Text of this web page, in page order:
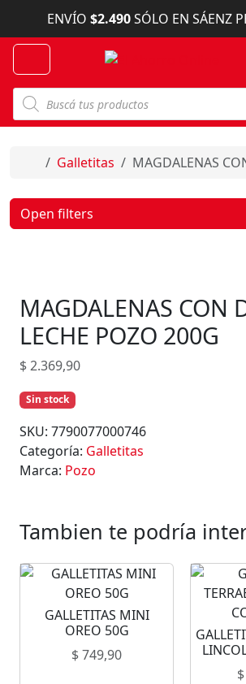
Skip to content
ENVÍO $2.490SÓLO EN SÁENZ
B
s
q
d
Home
Galletitas MAGDALENAS
MAGDALENAS CON
LECHE POZO 200G
$2.369,90
Sin stock
SKU: 7790077000746
Categoría: Galletitas
Marca: Pozo
Tambien te podría
GALLETITAS MINI
OREO 50G
$749,90
$
Open filters